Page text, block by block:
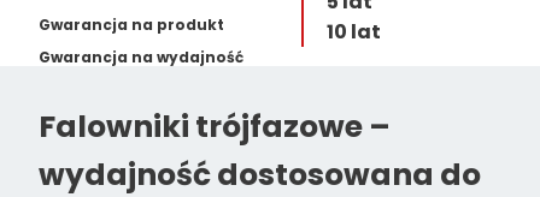
Gwarancja na produkt
Gwarancja na wydajność
10 lat
Falowniki trójfazowe –
wydajność dostosowana do